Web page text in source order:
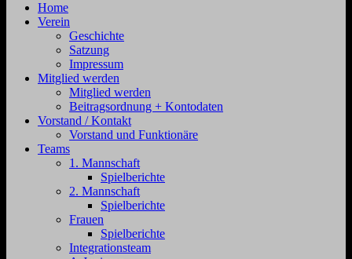
Zehdenick
Jahnstraße
Zehdenick
Home
Verein
Geschichte
Satzung
Impressum
Mitglied werden
Mitglied werden
Beitragsordnung + Kontodaten
Vorstand / Kontakt
Vorstand und Funktionäre
Teams
1. Mannschaft
Spielberichte
2. Mannschaft
Spielberichte
Frauen
Spielberichte
Integrationsteam